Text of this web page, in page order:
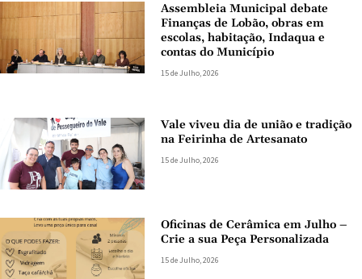
Assembleia Municipal debate
Finanças de Lobão, obras em
escolas, habitação, Indaqua e
contas do Município
15 de Julho, 2026
Vale viveu dia de união e tradição
na Feirinha de Artesanato
15 de Julho, 2026
Oficinas de Cerâmica em Julho –
Crie a sua Peça Personalizada
15 de Julho, 2026